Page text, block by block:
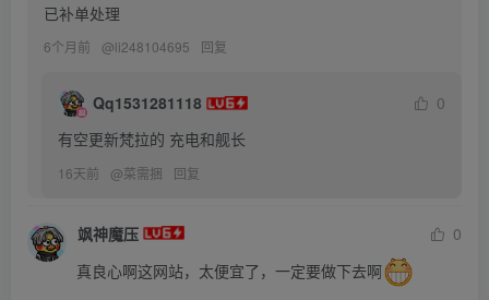
已补单处理
6个月前 @li248104695 回复
Qq1531281118
0
有空更新梵拉的 充电和舰长
16天前 @菜需捆 回复
飒神魔压
0
真良心啊这网站，太便宜了，一定要做下去啊